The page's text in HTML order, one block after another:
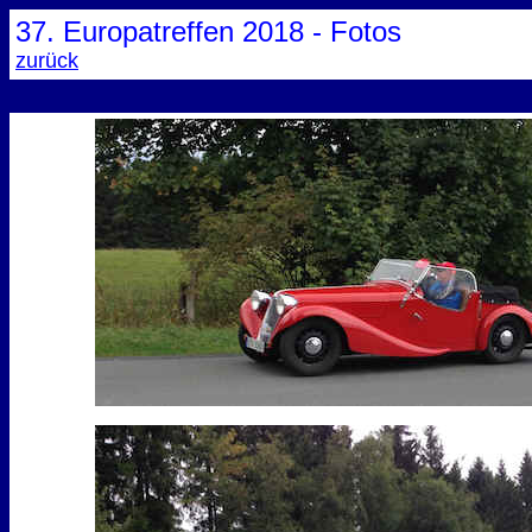
37. Europatreffen
zurück